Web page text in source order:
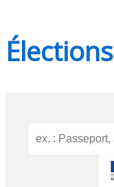
Élections